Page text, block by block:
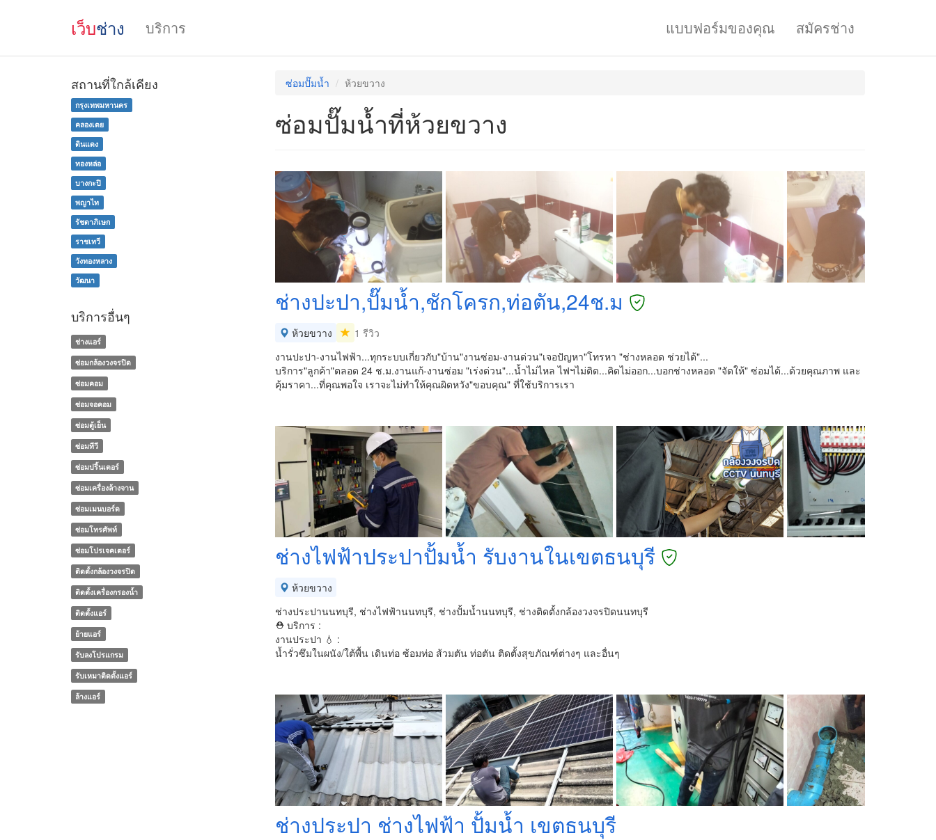
เว็บช่าง บริการ แบบฟอร์มของคุณ สมัครช่าง
ซ่อมปั๊มน้ำ ห้วยขวาง
ซ่อมปั๊มน้ำที่ห้วยขวาง
ช่างปะปา,ปั๊มน้ำ,ชักโครก,ท่อตัน,24ช.ม
ห้วยขวาง
1 รีวิว
งานปะปา-งานไฟฟ้า...ทุกระบบเกี่ยวกับ"บ้าน"งานซ่อม-งานด่วน"เจอปัญหา"โทรหา "ช่างหลอด ช่วยได้"...
บริการ"ลูกค้า"ตลอด 24 ช.ม.งานแก้-งานซ่อม "เร่งด่วน"...น้ำไม่ไหล ไฟฯไม่ติด...คิดไม่ออก...บอกช่างหลอด "จัดให้" ซ่อมได้...ด้วยคุณภาพ และ
คุ้มราคา...ที่คุณพอใจ เราจะไม่ทำให้คุณผิดหวัง"ขอบคุณ" ที่ใช้บริการเรา
ช่างไฟฟ้าประปาปั้มน้ำ รับงานในเขตธนบุรี
ห้วยขวาง
ช่างประปานนทบุรี, ช่างไฟฟ้านนทบุรี, ช่างปั้มน้ำนนทบุรี, ช่างติดตั้งกล้องวงจรปิดนนทบุรี
⛑ บริการ :
งานประปา 💧 :
น้ำรั่วซึมในผนัง/ใต้พื้น เดินท่อ ซ้อมท่อ ส้วมตัน ท่อตัน ติดตั้งสุขภัณฑ์ต่างๆ และอื่นๆ
ช่างประปา ช่างไฟฟ้า ปั้มน้ำ เขตธนบุรี
สถานที่ใกล้เคียง
กรุงเทพมหานคร
คลองเตย
ดินแดง
ทองหล่อ
บางกะปิ
พญาไท
รัชดาภิเษก
ราชเทวี
วังทองหลาง
วัฒนา
บริการอื่นๆ
ช่างแอร์
ซ่อมกล้องวงจรปิด
ซ่อมคอม
ซ่อมจอคอม
ซ่อมตู้เย็น
ซ่อมทีวี
ซ่อมปริ้นเตอร์
ซ่อมเครื่องล้างจาน
ซ่อมเมนบอร์ด
ซ่อมโทรศัพท์
ซ่อมโปรเจคเตอร์
ติดตั้งกล้องวงจรปิด
ติดตั้งเครื่องกรองน้ำ
ติดตั้งแอร์
ย้ายแอร์
รับลงโปรแกรม
รับเหมาติดตั้งแอร์
ล้างแอร์